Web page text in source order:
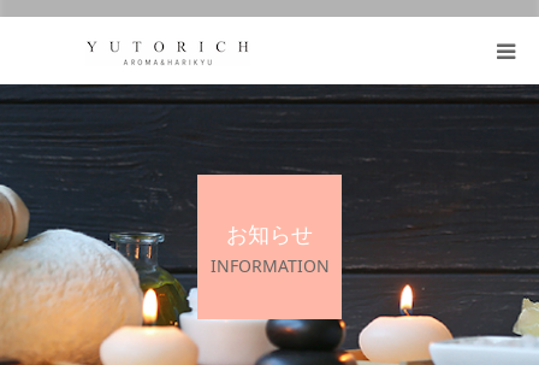
お知らせ
INFORMATION
鍼灸とアロマの効果
メニュー
ブログ
お客様の声